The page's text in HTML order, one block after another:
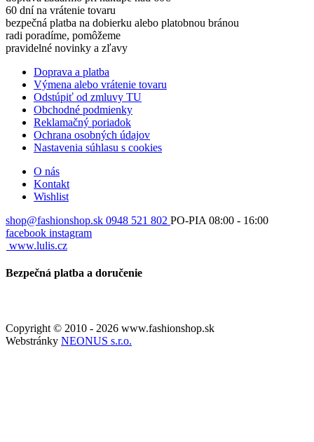
60 dní na vrátenie tovaru
bezpečná platba na dobierku alebo platobnou bránou
radi poradíme, pomôžeme
pravidelné novinky a zľavy
Doprava a platba
Výmena alebo vrátenie tovaru
Odstúpiť od zmluvy TU
Obchodné podmienky
Reklamačný poriadok
Ochrana osobných údajov
Nastavenia súhlasu s cookies
O nás
Kontakt
Wishlist
shop@fashionshop.sk 0948 521 802 PO-PIA 08:00 - 16:00
facebook instagram
www.lulis.cz
Bezpečná platba a doručenie
Copyright © 2010 - 2026 www.fashionshop.sk
Webstránky NEONUS s.r.o.